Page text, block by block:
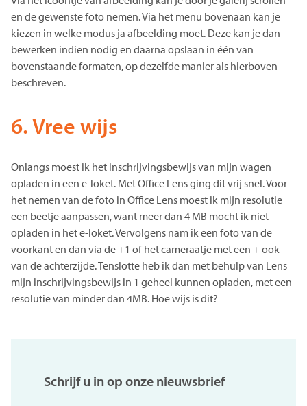
en de gewenste foto nemen. Via het menu bovenaan kan je
kiezen in welke modus ja afbeelding moet. Deze kan je dan
bewerken indien nodig en daarna opslaan in één van
bovenstaande formaten, op dezelfde manier als hierboven
beschreven.
6. Vree wijs
Onlangs moest ik het inschrijvingsbewijs van mijn wagen
opladen in een e-loket. Met Office Lens ging dit vrij snel. Voor
het nemen van de foto in Office Lens moest ik mijn resolutie
een beetje aanpassen, want meer dan 4 MB mocht ik niet
opladen in het e-loket. Vervolgens nam ik een foto van de
voorkant en dan via de +1 of het cameraatje met een + ook
van de achterzijde. Tenslotte heb ik dan met behulp van Lens
mijn inschrijvingsbewijs in 1 geheel kunnen opladen, met een
resolutie van minder dan 4MB. Hoe wijs is dit?
Schrijf u in op onze nieuwsbrief